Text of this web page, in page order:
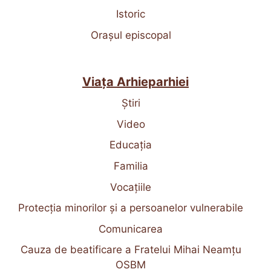
Istoric
Orașul episcopal
Viața Arhieparhiei
Știri
Video
Educația
Familia
Vocațiile
Protecția minorilor și a persoanelor vulnerabile
Comunicarea
Cauza de beatificare a Fratelui Mihai Neamțu
OSBM